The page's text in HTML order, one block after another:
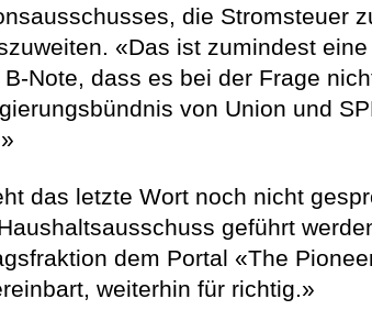
die Stromsteuer
«Das ist zumindest
Note, dass es bei der Frage
von Union und
das letzte Wort noch nicht
geführt
dem Portal «The
weiterhin für richtig.»